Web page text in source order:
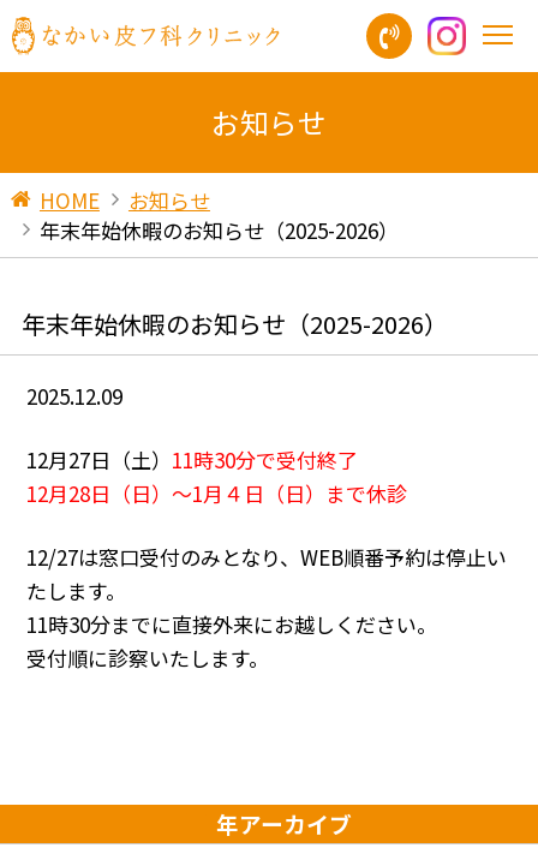
お知らせ
HOME
お知らせ
年末年始休暇のお知らせ（2025-2026）
年末年始休暇のお知らせ（2025-2026）
2025.12.09
12月27日（土） 11時30分で受付終了
12月28日（日）〜1月４日（日）まで休診
12/27は窓口受付のみとなり、WEB順番予約は停止い
たします。
11時30分までに直接外来にお越しください。
受付順に診察いたします。
年アーカイブ